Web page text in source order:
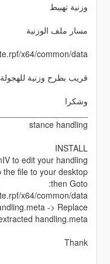
وزنية تهبيط
مسار ملف الوزنية
x64/common/data
قريب بطرح وزنية للهجولة
وشكرا
stance handling
INSTALL
to edit your handling.
the file to your desktop!
then Goto:
x64/common/data
-> Replace
handling.meta
Thank